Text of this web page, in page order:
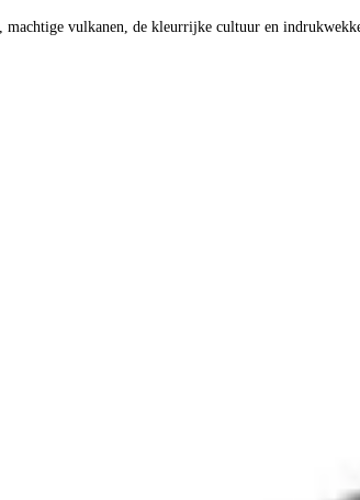
vulkanen, de kleurrijke cultuur en